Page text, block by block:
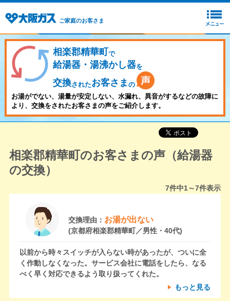
ご家庭のお客さま
相楽郡精華町で
給湯器・湯沸かし器を
交換されたお客さま の
お湯がでない、湯量が安定しない、水漏れ、異音がするなどの故障に
より、交換をされたお客さまの声をご紹介します。
相楽郡精華町のお客さまの声（給湯器
の交換）
7件中1～7件表示
交換理由： お湯が出ない
(京都府相楽郡精華町／男性・40代)
以前から時々スイッチが入らない時があったが、ついに全
く作動しなくなった。サービス会社に電話をしたら、なる
べく早く対応できるよう取り扱ってくれた。
もっと見る